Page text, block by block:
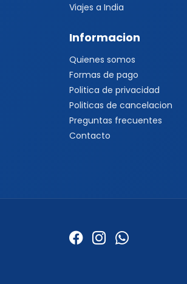
Viajes a India
Informacion
Quienes somos
Formas de pago
Politica de privacidad
Politicas de cancelacion
Preguntas frecuentes
Contacto